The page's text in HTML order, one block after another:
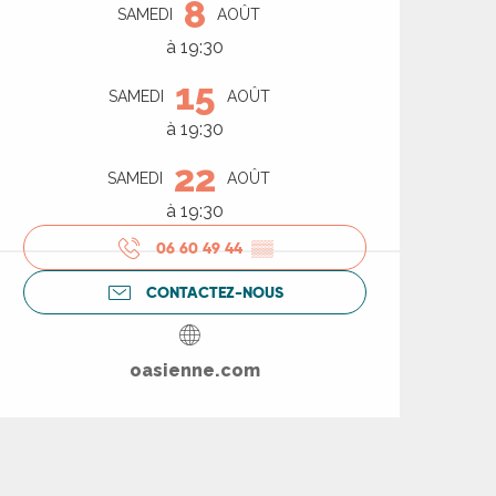
SAMEDI 8 AOÛT
à 19:30
SAMEDI 15 AOÛT
à 19:30
SAMEDI 22 AOÛT
à 19:30
06 60 49 44 ▒▒
CONTACTEZ-NOUS
oasienne.com